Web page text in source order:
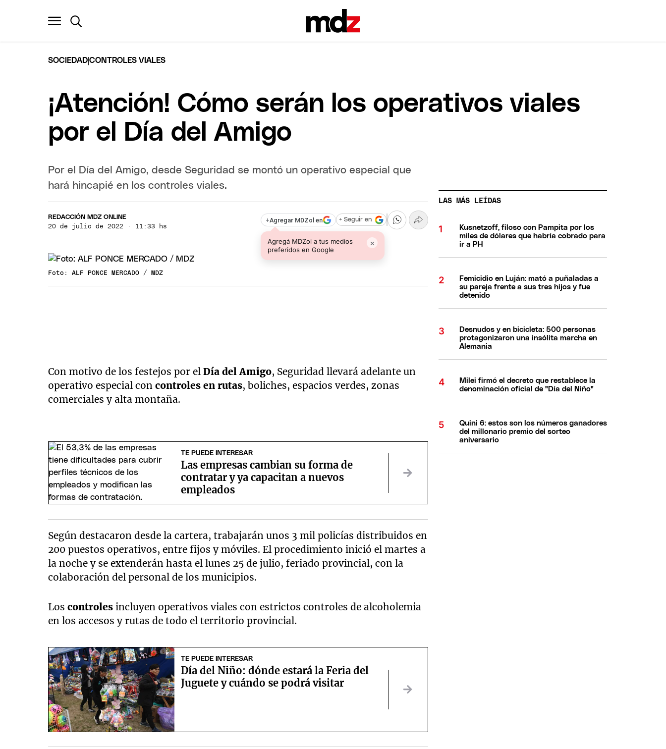
SOCIEDAD|CONTROLES VIALES
¡Atención! Cómo serán los operativos viales
por el Día del Amigo
Por el Día del Amigo, desde Seguridad se montó un operativo especial que
hará hincapié en los controles viales.
REDACCIÓN MDZ ONLINE
20 de julio de 2022 · 11:33 hs
+Agregar MDZol en
Agregá MDZol a tus medios
preferidos en Google
×
+ Seguir en
Foto: ALF PONCE MERCADO / MDZ
Con motivo de los festejos por el Día del Amigo, Seguridad llevará adelante un
operativo especial concontroles en rutas, boliches, espacios verdes, zonas
comerciales y alta montaña.
TE PUEDE INTERESAR
Las empresas cambian su forma de
contratar y ya capacitan a nuevos
empleados
Según destacaron desde la cartera, trabajarán unos 3 mil policías distribuidos en
200 puestos operativos, entre fijos y móviles. El procedimiento inició el martes a
la noche y se extenderán hasta el lunes 25 de julio, feriado provincial, con la
colaboración del personal de los municipios.
Los controlesincluyen operativos viales con estrictos controles de alcoholemia
en los accesos y rutas de todo el territorio provincial.
TE PUEDE INTERESAR
Día del Niño: dónde estará la Feria del
Juguete y cuándo se podrá visitar
LAS MÁS LEÍDAS
Kusnetzoff, filoso con Pampita por los
miles de dólares que habría cobrado para
ir a PH
Femicidio en Luján: mató a puñaladas a
su pareja frente a sus tres hijos y fue
detenido
Desnudos y en bicicleta: 500 personas
protagonizaron una insólita marcha en
Alemania
Milei firmó el decreto que restablece la
denominación oficial de "Día del Niño"
Quini 6: estos son los números ganadores
del millonario premio del sorteo
aniversario